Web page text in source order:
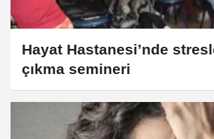
Hayat Hastanesi’nde
çıkma semineri